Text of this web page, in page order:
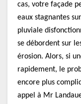
cas, votre façade
eaux stagnantes
pluviale
se débordent sur
érosion. Alors, si
rapidement, le
encore plus
appel à Mr